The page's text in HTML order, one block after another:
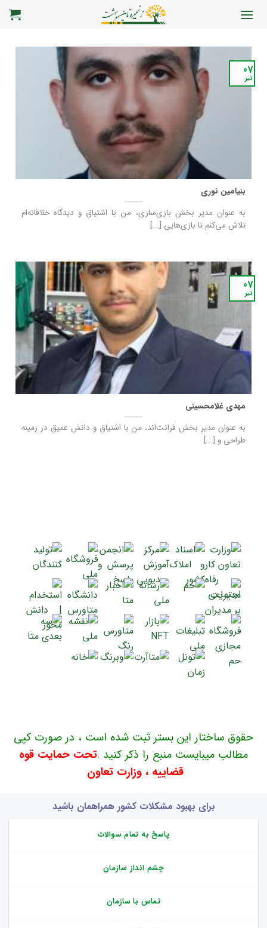
پرش
بنیامین نوری
به عنوان مدیر بخش بازی‌سازی، من با اشتیاق و دیدگاه خلاقانه‌ام
تلاش می‌کنم تا بازی‌هایی [...]
07
تیر
مهدی غلامحسینی
به عنوان مدیر بخش فرانت‌اند، من با اشتیاق و دانش عمیق در زمینه
طراحی و [...]
07
تیر
حقوق ساختار این بستر ثبت شده است ، در صورت کپی
مطالب میبایست منبع را ذکر کنید .تحت حمایت قوه
قضاییه ، وزارت تعاون
برای بهبود مشکلات کشور همراهمان باشید
پاسخ به تمام سوالات
چشم انداز سازمان
تماس با سازمان